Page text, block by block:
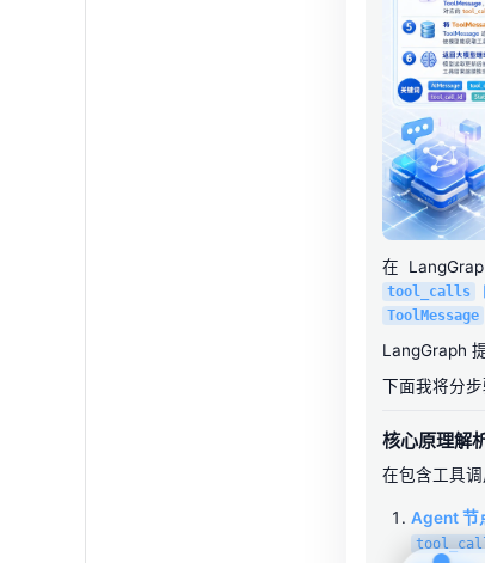
在
tool_calls
ToolMessage
LangGraph
下面我将分
核心原理解
在包含工具
Agent 节